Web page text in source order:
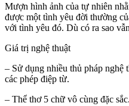
Mượn hình ảnh của tự nhiên
được một tình yêu đời thường
với tình yêu đó. Dù có ra sao
Giá trị nghệ thuật
– Sử dụng nhiều thủ pháp nghệ
các phép điệp từ.
– Thể thơ 5 chữ vô cùng đặc sắc.